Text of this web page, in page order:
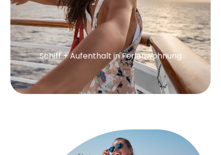
Schiff + Aufenthalt in Ferienwohnung